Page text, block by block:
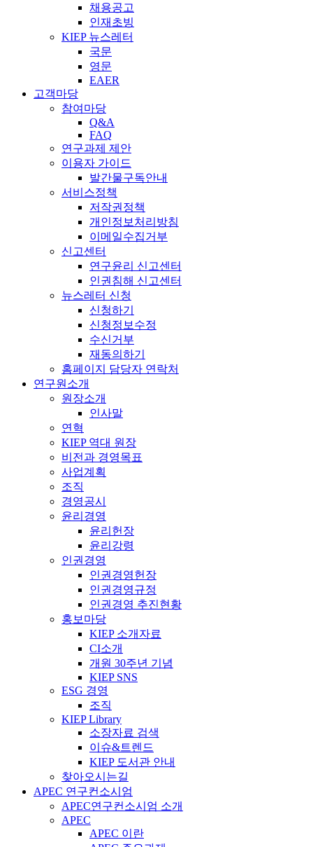
채용공고
인재초빙
KIEP 뉴스레터
국문
영문
EAER
고객마당
참여마당
Q&A
FAQ
연구과제 제안
이용자 가이드
발간물구독안내
서비스정책
저작권정책
개인정보처리방침
이메일수집거부
신고센터
연구윤리 신고센터
인권침해 신고센터
뉴스레터 신청
신청하기
신청정보수정
수신거부
재동의하기
홈페이지 담당자 연락처
연구원소개
원장소개
인사말
연혁
KIEP 역대 원장
비전과 경영목표
사업계획
조직
경영공시
윤리경영
윤리헌장
윤리강령
인권경영
인권경영헌장
인권경영규정
인권경영 추진현황
홍보마당
KIEP 소개자료
CI소개
개원 30주년 기념
KIEP SNS
ESG 경영
조직
KIEP Library
소장자료 검색
이슈&트렌드
KIEP 도서관 안내
찾아오시는길
APEC 연구컨소시엄
APEC연구컨소시엄 소개
APEC
APEC 이란